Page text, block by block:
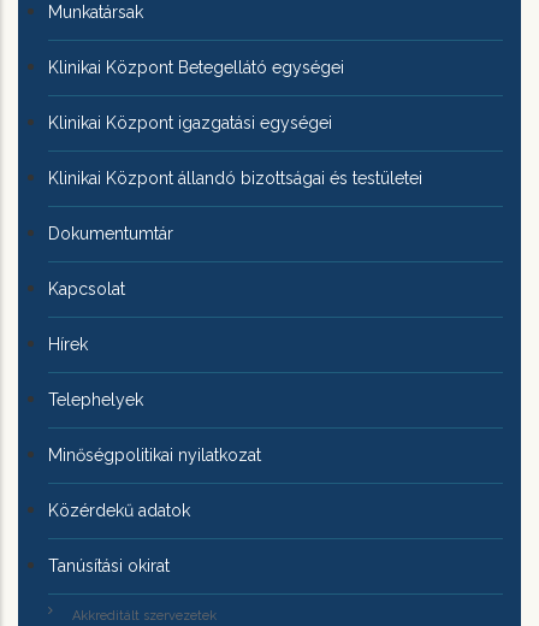
Munkatársak
Klinikai Központ Betegellátó egységei
Klinikai Központ igazgatási egységei
Klinikai Központ állandó bizottságai és testületei
Dokumentumtár
Kapcsolat
Hírek
Telephelyek
Minőségpolitikai nyilatkozat
Közérdekű adatok
Tanúsítási okirat
Akkreditált szervezetek